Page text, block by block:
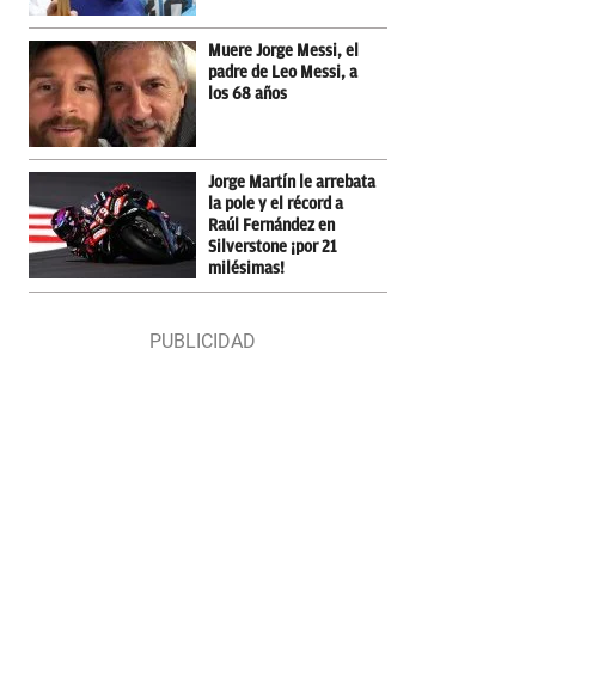
Muere Jorge Messi, el
padre de Leo Messi, a
los 68 años
Jorge Martín le arrebata
la pole y el récord a
Raúl Fernández en
Silverstone ¡por 21
milésimas!